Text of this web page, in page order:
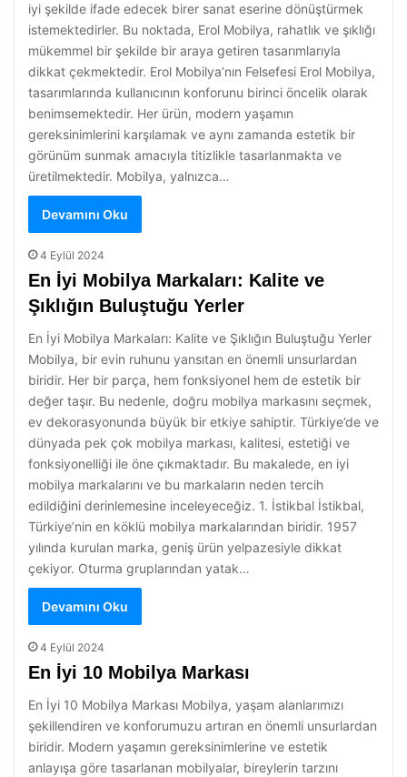
iyi şekilde ifade edecek birer sanat eserine dönüştürmek
istemektedirler. Bu noktada, Erol Mobilya, rahatlık ve şıklığı
mükemmel bir şekilde bir araya getiren tasarımlarıyla
dikkat çekmektedir. Erol Mobilya’nın Felsefesi Erol Mobilya,
tasarımlarında kullanıcının konforunu birinci öncelik olarak
benimsemektedir. Her ürün, modern yaşamın
gereksinimlerini karşılamak ve aynı zamanda estetik bir
görünüm sunmak amacıyla titizlikle tasarlanmakta ve
üretilmektedir. Mobilya, yalnızca…
Devamını Oku
4 Eylül 2024
En İyi Mobilya Markaları: Kalite ve
Şıklığın Buluştuğu Yerler
En İyi Mobilya Markaları: Kalite ve Şıklığın Buluştuğu Yerler
Mobilya, bir evin ruhunu yansıtan en önemli unsurlardan
biridir. Her bir parça, hem fonksiyonel hem de estetik bir
değer taşır. Bu nedenle, doğru mobilya markasını seçmek,
ev dekorasyonunda büyük bir etkiye sahiptir. Türkiye’de ve
dünyada pek çok mobilya markası, kalitesi, estetiği ve
fonksiyonelliği ile öne çıkmaktadır. Bu makalede, en iyi
mobilya markalarını ve bu markaların neden tercih
edildiğini derinlemesine inceleyeceğiz. 1. İstikbal İstikbal,
Türkiye’nin en köklü mobilya markalarından biridir. 1957
yılında kurulan marka, geniş ürün yelpazesiyle dikkat
çekiyor. Oturma gruplarından yatak…
Devamını Oku
4 Eylül 2024
En İyi 10 Mobilya Markası
En İyi 10 Mobilya Markası Mobilya, yaşam alanlarımızı
şekillendiren ve konforumuzu artıran en önemli unsurlardan
biridir. Modern yaşamın gereksinimlerine ve estetik
anlayışa göre tasarlanan mobilyalar, bireylerin tarzını